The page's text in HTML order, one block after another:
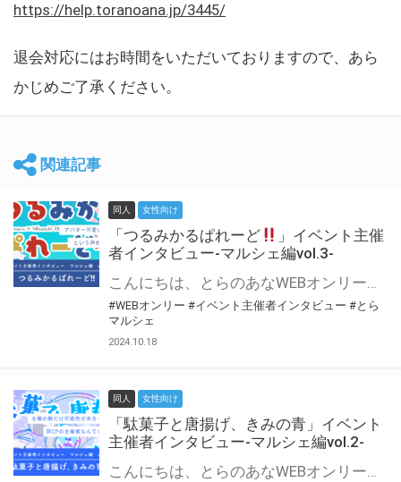
https://help.toranoana.jp/3445/
退会対応にはお時間をいただいておりますので、あら
かじめご了承ください。
関連記事
同人 女性向け
「つるみかるぱれーど
」イベント主催
者インタビュー-マルシェ編vol.3-
こんにちは、とらのあなWEBオンリー運営スタッフです。 新たにお届けする、イベント主催者インタビュー-マルシェ編-は、 とらのあなWEBオンリー「マルシェ」をご利用した主催様に 「マルシェ」を使って開催した感想や心がけをお聞きする企画です。 今回は、WEBオンリー初開催「つるみかるぱれーど
#WEBオンリー #イベント主催者インタビュー #とら
マルシェ
2024.10.18
同人 女性向け
「駄菓子と唐揚げ、きみの青」イベント
主催者インタビュー-マルシェ編vol.2-
こんにちは、とらのあなWEBオンリー運営スタッフです。 新たにお届けする、イベント主催者インタビュー-マルシェ編-は、 とらのあなWEBオンリー「マルシェ」をご利用の主催様に 「マルシェ」を使ってイベントを開催した感想や心がけをお聞きする企画です。 今回は、WEBオンリー初開催「駄菓子と唐揚げ、きみの青」より、 主催のぎこ六屋様にお話を伺いました。 協力：ぎこ六屋様／イベント公式Twitter（@krkgwks） とらのあなWEBオンリー「マルシェ」とは？ WEBオンリーでリアルタイムでコミュニケーションがとれるオンライン会場です。